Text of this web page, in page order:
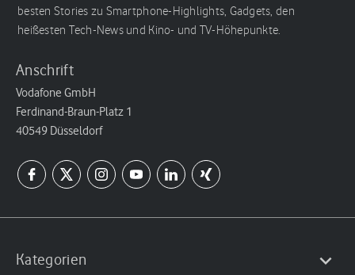
besten Stories zu Smartphone-Highlights, Gadgets, den
heißesten Tech-News und Kino- und TV-Höhepunkte.
Anschrift
Vodafone GmbH
Ferdinand-Braun-Platz 1
40549 Düsseldorf
Kategorien